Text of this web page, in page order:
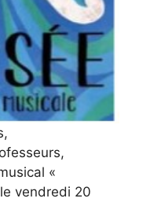
«
vendredi 20